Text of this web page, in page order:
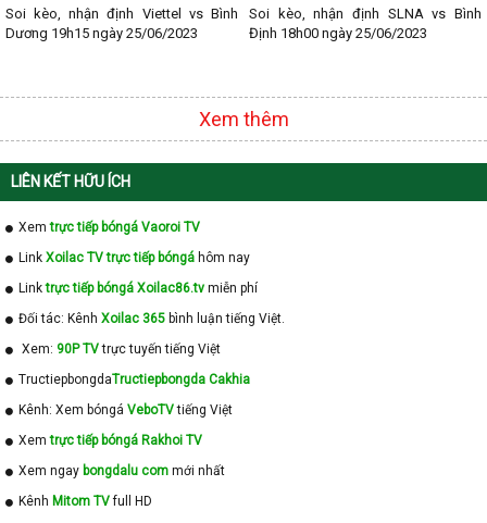
Soi kèo, nhận định Viettel vs Bình
Dương 19h15 ngày 25/06/2023
Soi kèo, nhận định SLNA vs Bình
Định 18h00 ngày 25/06/2023
Xem thêm
LIÊN KẾT HỮU ÍCH
Xemtrực tiếp bóngá Vaoroi TV
Link Xoilac TV trực tiếp bóngá hôm nay
Linktrực tiếp bóngá Xoilac86.tv miễn phí
Đối tác: Kênh Xoilac 365 bình luận tiếng Việt.
Xem: 90P TVtrực tuyến tiếng Việt
TructiepbongdaTructiepbongda Cakhia
Kênh: Xem bóngá VeboTVtiếng Việt
Xemtrực tiếp bóngá Rakhoi TV
Xem ngay bongdalu com mới nhất
Kênh Mitom TVfull HD